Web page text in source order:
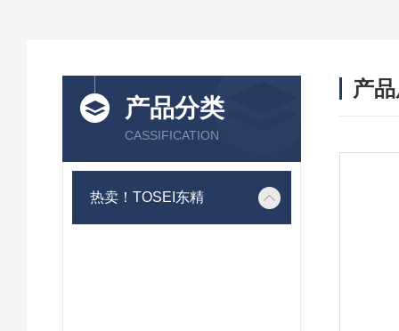
产品分类
CASSIFICATION
热卖！TOSEI东精
产